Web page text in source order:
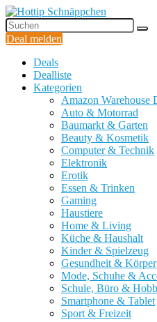
Deal melden
Deals
Dealliste
Kategorien
Amazon Warehouse
Auto & Motorrad
Baumarkt & Garten
Beauty & Kosmetik
Computer & Technik
Elektronik
Erotik
Essen & Trinken
Gaming
Haustiere
Home & Living
Küche & Haushalt
Kinder & Spielzeug
Gesundheit &
Mode, Schuhe &
Schule, Büro &
Smartphone & Tablet
Sport & Freizeit